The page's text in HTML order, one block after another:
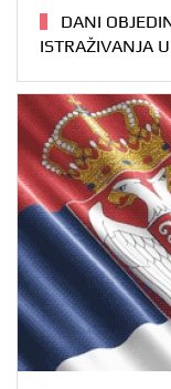
DANI
ISTRAŽIVANJA